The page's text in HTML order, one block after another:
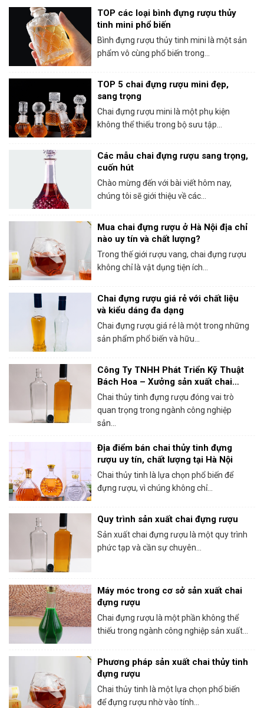
TOP các loại bình đựng rượu thủy
tinh mini phổ biến
Bình đựng rượu thủy tinh mini là một sản
phẩm vô cùng phổ biến trong...
TOP 5 chai đựng rượu mini đẹp,
sang trọng
Chai đựng rượu mini là một phụ kiện
không thể thiếu trong bộ sưu tập...
Các mẫu chai đựng rượu sang trọng,
cuốn hút
Chào mừng đến với bài viết hôm nay,
chúng tôi sẽ giới thiệu về các...
Mua chai đựng rượu ở Hà Nội địa chỉ
nào uy tín và chất lượng?
Trong thế giới rượu vang, chai đựng rượu
không chỉ là vật dụng tiện ích...
Chai đựng rượu giá rẻ với chất liệu
và kiểu dáng đa dạng
Chai đựng rượu giá rẻ là một trong những
sản phẩm phổ biến và hữu...
Công Ty TNHH Phát Triển Kỹ Thuật
Bách Hoa – Xưởng sản xuất chai
thủy tinh đựng rượu chất lượng
Chai thủy tinh đựng rượu đóng vai trò
quan trọng trong ngành công nghiệp
sản...
Địa điểm bán chai thủy tinh đựng
rượu uy tín, chất lượng tại Hà Nội
Chai thủy tinh là lựa chọn phổ biến để
đựng rượu, vì chúng không chỉ...
Quy trình sản xuất chai đựng rượu
Sản xuất chai đựng rượu là một quy trình
phức tạp và cần sự chuyên...
Máy móc trong cơ sở sản xuất chai
đựng rượu
Chai đựng rượu là một phần không thể
thiếu trong ngành công nghiệp sản xuất...
Phương pháp sản xuất chai thủy tinh
đựng rượu
Chai thủy tinh là một lựa chọn phổ biến
để đựng rượu nhờ vào tính...